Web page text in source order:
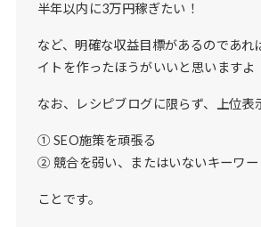
半年以内に3万円稼ぎたい！
など、明確な収益目標があるのであれ
イトを作ったほうがいいと思いますよ
なお、レシピブログに限らず、上位表
① SEO施策を頑張る
② 競合を弱い、またはいないキーワー
ことです。